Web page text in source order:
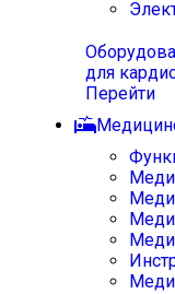
для
Перейти